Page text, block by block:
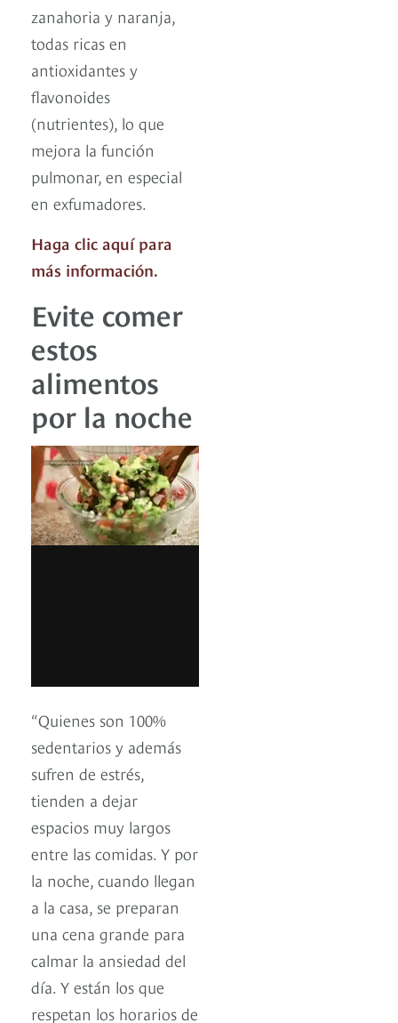
zanahoria y naranja,
todas ricas en
antioxidantes y
flavonoides
(nutrientes), lo que
mejora la función
pulmonar, en especial
en exfumadores.
Haga clic aquí para
más información.
Evite comer
estos
alimentos
por la noche
“Quienes son 100%
sedentarios y además
sufren de estrés,
tienden a dejar
espacios muy largos
entre las comidas. Y por
la noche, cuando llegan
a la casa, se preparan
una cena grande para
calmar la ansiedad del
día. Y están los que
respetan los horarios de